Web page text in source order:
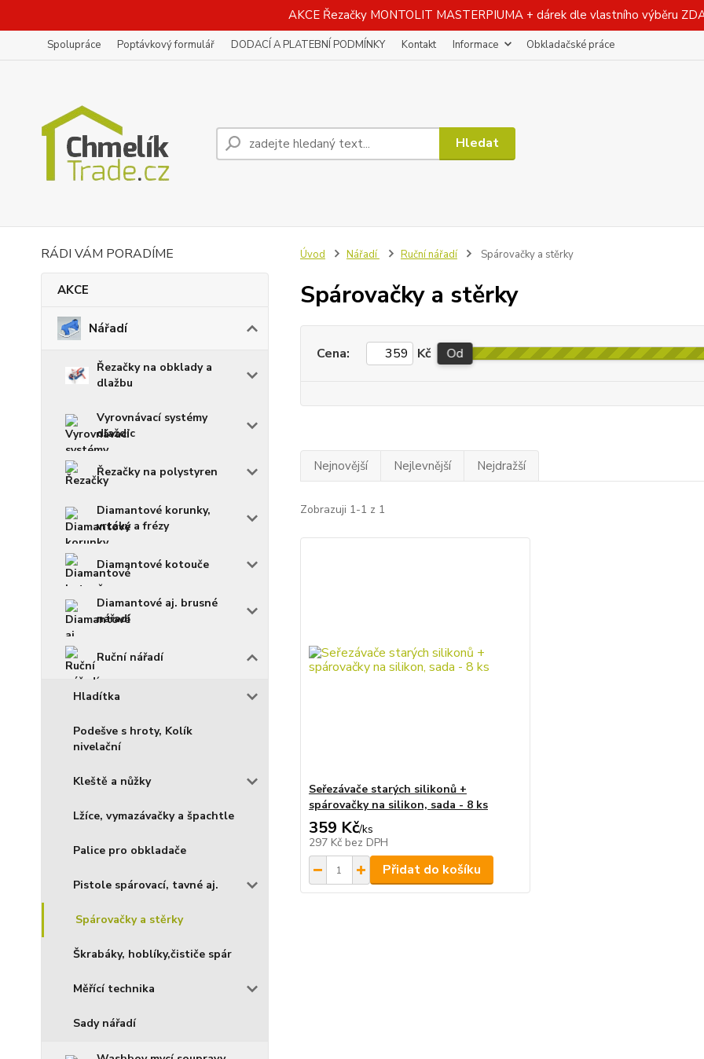
AKCE Řezačky MONTOLIT MASTERPIUMA + dárek dle vlastního výběru
Spolupráce Poptávkový formulář DODACÍ A PLATEBNÍ PODMÍNKY Kontakt Informace Obkladačské práce
Hledat
RÁDI VÁM PORADÍME
AKCE
Nářadí
Řezačky na obklady a
dlažbu
Vyrovnávací systémy
dlaždic
Řezačky na polystyren
Diamantové korunky,
vrtáky a frézy
Diamantové kotouče
Diamantové aj. brusné
nářadí
Ruční nářadí
Hladítka
Podešve s hroty, Kolík
nivelační
Kleště a nůžky
Lžíce, vymazávačky a špachtle
Palice pro obkladače
Pistole spárovací, tavné aj.
Spárovačky a stěrky
Škrabáky, hoblíky,čističe spár
Měřící technika
Sady nářadí
Úvod Nářadí Ruční nářadí Spárovačky a stěrky
Spárovačky a stěrky
Cena: Kč Od
Nejnovější Nejlevnější Nejdražší
Zobrazuji 1-1 z 1
Seřezávače starých silikonů +
spárovačky na silikon, sada - 8 ks
359 Kč/ks
297 Kč bez DPH
Přidat do košíku